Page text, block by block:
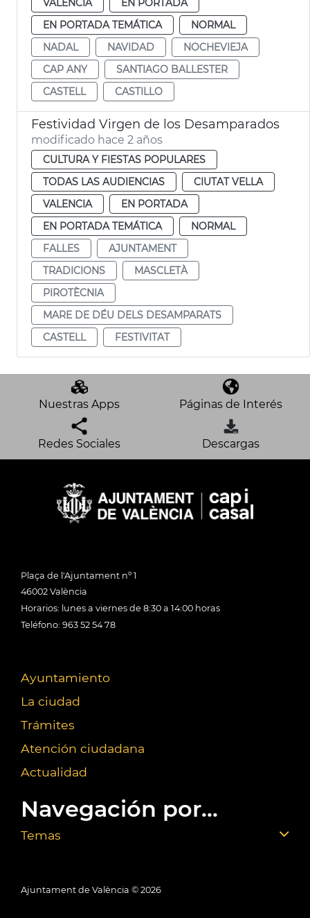
EN PORTADA TEMÁTICA
NORMAL
NADAL
NAVIDAD
NOCHEVIEJA
CAP ANY
SANTIAGO BALLESTER
CASTELL
CASTILLO
Festividad Virgen de los Desamparados
modificado hace 2 años
CULTURA Y FIESTAS POPULARES
TODAS LAS AUDIENCIAS
CIUTAT VELLA
VALENCIA
EN PORTADA
EN PORTADA TEMÁTICA
NORMAL
FALLES
AJUNTAMENT
TRADICIONS
MASCLETÀ
PIROTÈCNIA
MARE DE DÉU DELS DESAMPARATS
CASTELL
FESTIVITAT
Nuestras Apps Páginas de Interés
Redes Sociales Descargas
Plaça de l'Ajuntament nº 1
46002 València
Horarios: lunes a viernes de 8:30 a 14:00 horas
Teléfono: 963 52 54 78
Ayuntamiento
La ciudad
Trámites
Atención ciudadana
Actualidad
Navegación por...
Temas
Ajuntament de València © 2026